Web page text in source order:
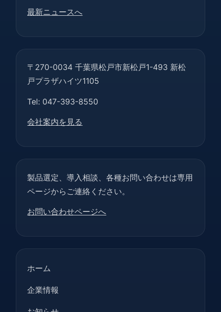
最新ニュースへ
〒270-0034 千葉県松戸市新松戸1-493 新松
戸プラザハイツ1105
Tel: 047-393-8550
会社案内を見る
製品選定、導入相談、各種お問い合わせは専用
ページからご連絡ください。
お問い合わせページへ
ホーム
企業情報